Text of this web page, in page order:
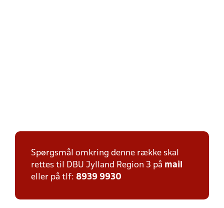
Spørgsmål omkring denne række skal
rettes til DBU Jylland Region 3 på mail
eller på tlf: 8939 9930